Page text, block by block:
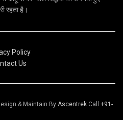
रहता है।
Policy
Us
& Maintain By Ascentrek Call +91-